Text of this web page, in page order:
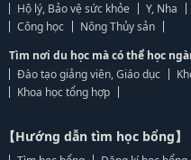
Hộ lý, Bảo vệ sức khỏe
Y, Nha
Công học
Nông Thủy sản
Tìm nơi du học mà có thể học
Đào tạo giảng viên, Giáo dục
Khoa học tổng hợp
【Hướng dẫn tìm học bổng】